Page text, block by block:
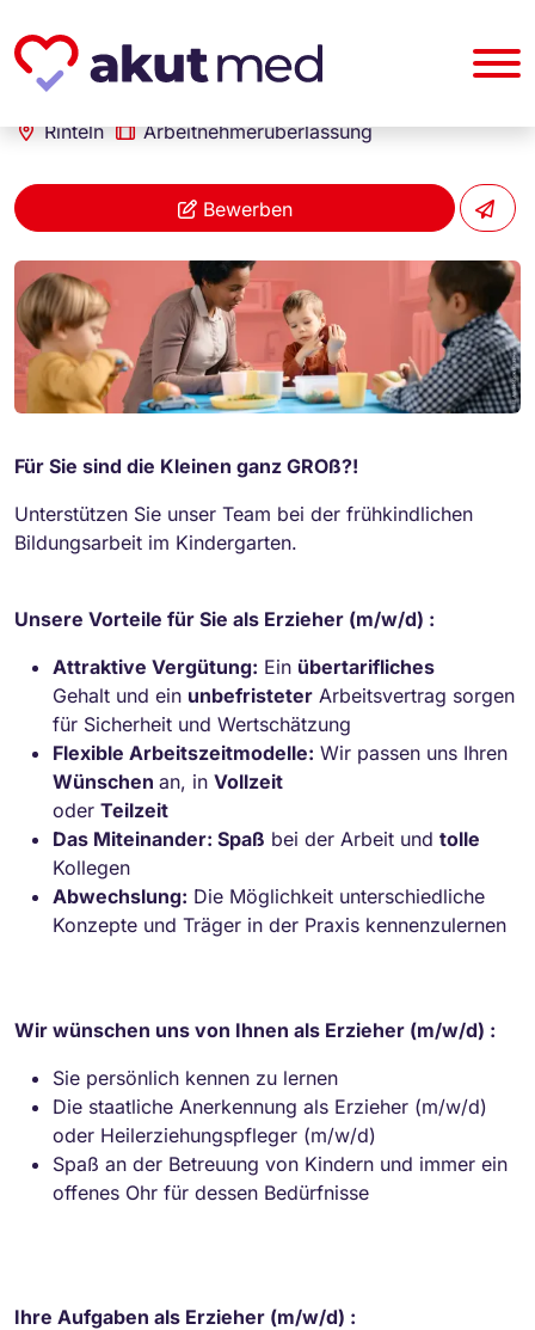
akut... Medizinische Personallogistik GmbH
Erzieher (m/w/d)
Rinteln Arbeitnehmerüberlassung
Bewerben
Für Sie sind die Kleinen ganz GROß?!
Unterstützen Sie unser Team bei der frühkindlichen
Bildungsarbeit im Kindergarten.
Unsere Vorteile für Sie als Erzieher (m/w/d) :
Attraktive Vergütung: Ein übertarifliches
Gehalt und ein unbefristeter Arbeitsvertrag sorgen
für Sicherheit und Wertschätzung
Flexible Arbeitszeitmodelle: Wir passen uns Ihren
Wünschen an, in Vollzeit
oder Teilzeit
Das Miteinander: Spaß bei der Arbeit und tolle
Kollegen
Abwechslung: Die Möglichkeit unterschiedliche
Konzepte und Träger in der Praxis kennenzulernen
Wir wünschen uns von Ihnen als Erzieher (m/w/d) :
Sie persönlich kennen zu lernen
Die staatliche Anerkennung als Erzieher (m/w/d)
oder Heilerziehungspfleger (m/w/d)
Spaß an der Betreuung von Kindern und immer ein
offenes Ohr für dessen Bedürfnisse
Ihre Aufgaben als Erzieher (m/w/d) :